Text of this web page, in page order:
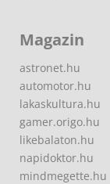
Magazin
astronet.hu
automotor.hu
lakaskultura.hu
gamer.origo.hu
likebalaton.hu
napidoktor.hu
mindmegette.hu